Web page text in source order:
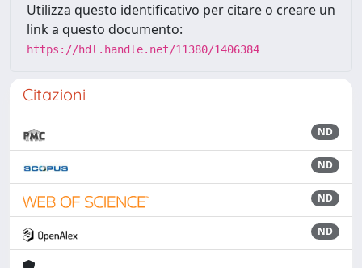
Utilizza questo identificativo per citare o creare un
link a questo documento:
https://hdl.handle.net/11380/1406384
Citazioni
ND
ND
ND
ND